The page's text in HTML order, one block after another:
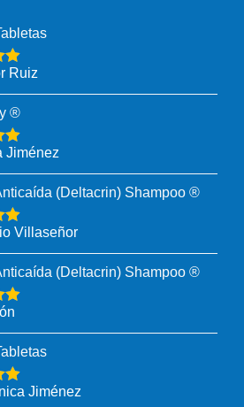
Ruiz
®
Jiménez
(Deltacrin) Shampoo ®
Villaseñor
(Deltacrin) Shampoo ®
Jiménez